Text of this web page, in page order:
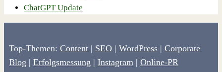
ChatGPT Update
Top-Themen: Content | SEO | WordPress | Corporate
Blog | Erfolgsmessung | Instagram | Online-PR